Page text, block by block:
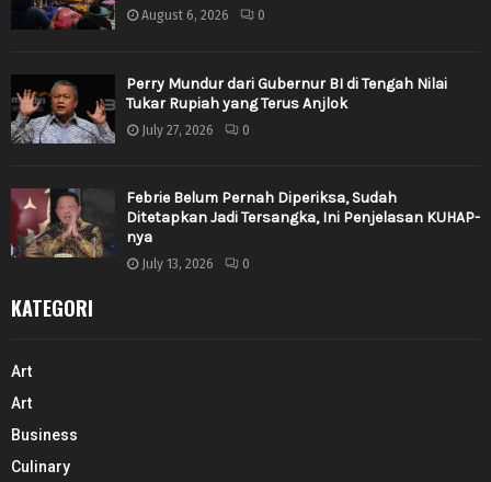
August 6, 2026 0
Perry Mundur dari Gubernur BI di Tengah Nilai
Tukar Rupiah yang Terus Anjlok
July 27, 2026 0
Febrie Belum Pernah Diperiksa, Sudah
Ditetapkan Jadi Tersangka, Ini Penjelasan KUHAP-
nya
July 13, 2026 0
KATEGORI
Art
Art
Business
Culinary